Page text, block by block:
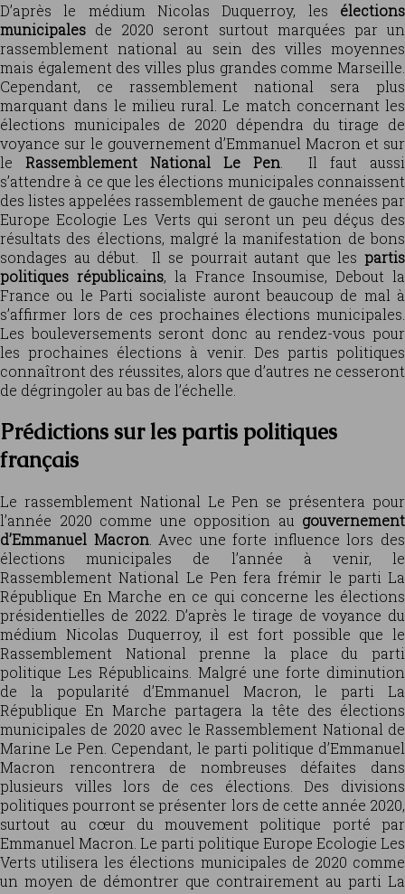
D’après le médium Nicolas Duquerroy, les élections
municipales de 2020 seront surtout marquées par un
rassemblement national au sein des villes moyennes
mais également des villes plus grandes comme Marseille.
Cependant, ce rassemblement national sera plus
marquant dans le milieu rural. Le match concernant les
élections municipales de 2020 dépendra du tirage de
voyance sur le gouvernement d’Emmanuel Macron et sur
le Rassemblement National Le Pen . Il faut aussi
s’attendre à ce que les élections municipales connaissent
des listes appelées rassemblement de gauche menées par
Europe Ecologie Les Verts qui seront un peu déçus des
résultats des élections, malgré la manifestation de bons
sondages au début. Il se pourrait autant que les partis
politiques républicains, la France Insoumise, Debout la
France ou le Parti socialiste auront beaucoup de mal à
s’affirmer lors de ces prochaines élections municipales.
Les bouleversements seront donc au rendez-vous pour
les prochaines élections à venir. Des partis politiques
connaîtront des réussites, alors que d’autres ne cesseront
de dégringoler au bas de l’échelle.
Prédictions sur les partis politiques
français
Le rassemblement National Le Pen se présentera pour
l’année 2020 comme une opposition au gouvernement
d’Emmanuel Macron. Avec une forte influence lors des
élections municipales de l’année à venir, le
Rassemblement National Le Pen fera frémir le parti La
République En Marche en ce qui concerne les élections
présidentielles de 2022. D’après le tirage de voyance du
médium Nicolas Duquerroy, il est fort possible que le
Rassemblement National prenne la place du parti
politique Les Républicains. Malgré une forte diminution
de la popularité d’Emmanuel Macron, le parti La
République En Marche partagera la tête des élections
municipales de 2020 avec le Rassemblement National de
Marine Le Pen. Cependant, le parti politique d’Emmanuel
Macron rencontrera de nombreuses défaites dans
plusieurs villes lors de ces élections. Des divisions
politiques pourront se présenter lors de cette année 2020,
surtout au cœur du mouvement politique porté par
Emmanuel Macron. Le parti politique Europe Ecologie Les
Verts utilisera les élections municipales de 2020 comme
un moyen de démontrer que contrairement au parti La